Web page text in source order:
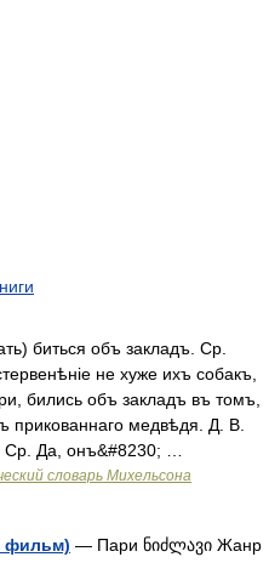
биться объ закладъ. Ср.
не хуже ихъ собакъ,
бились объ закладъ въ томъ,
прикованнаго медвѣдя. Д. В.
Ср. Да, онъ&#8230; …
словарь Михельсона
фильм) — Пари ნიძლავი Жанр